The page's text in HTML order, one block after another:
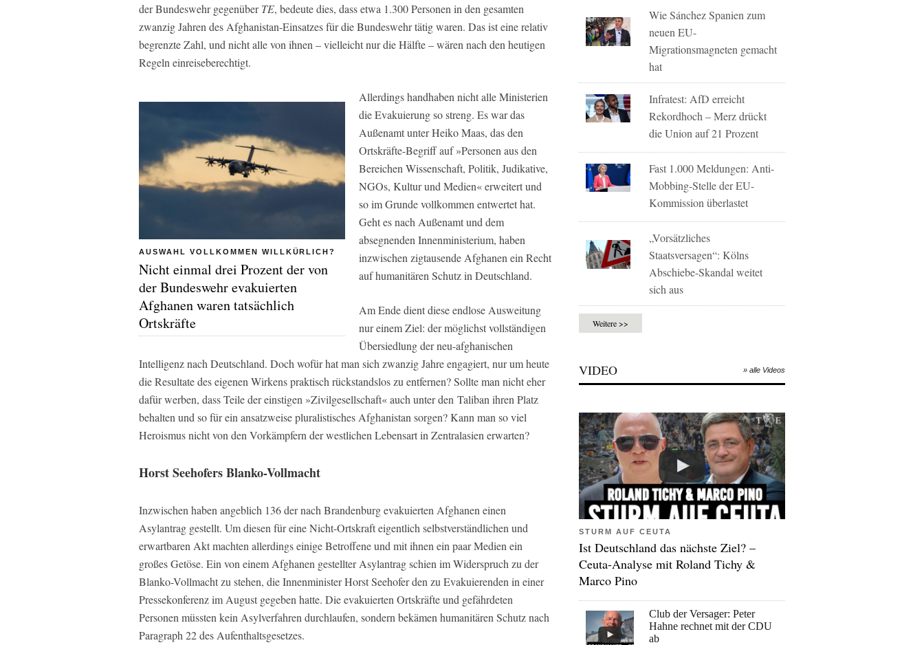
der Bundeswehr gegenüberTE, bedeute dies, dass etwa 1.300 Personen in den gesamten
zwanzig Jahren des Afghanistan-Einsatzes für die Bundeswehr tätig waren. Das ist eine relativ
begrenzte Zahl, und nicht alle von ihnen – vielleicht nur die Hälfte – wären nach den heutigen
Regeln einreiseberechtigt.
AUSWAHL VOLLKOMMEN WILLKÜRLICH?
Nicht einmal drei Prozent der von
der Bundeswehr evakuierten
Afghanen waren tatsächlich
Ortskräfte
Allerdings handhaben nicht alle Ministerien
die Evakuierung so streng. Es war das
Außenamt unter Heiko Maas, das den
Ortskräfte-Begriff auf »Personen aus den
Bereichen Wissenschaft, Politik, Judikative,
NGOs, Kultur und Medien« erweitert und
so im Grunde vollkommen entwertet hat.
Geht es nach Außenamt und dem
absegnenden Innenministerium, haben
inzwischen zigtausende Afghanen ein Recht
auf humanitären Schutz in Deutschland.
Am Ende dient diese endlose Ausweitung
nur einem Ziel: der möglichst vollständigen
Übersiedlung der neu-afghanischen
Intelligenz nach Deutschland. Doch wofür hat man sich zwanzig Jahre engagiert, nur um heute
die Resultate des eigenen Wirkens praktisch rückstandslos zu entfernen? Sollte man nicht eher
dafür werben, dass Teile der einstigen »Zivilgesellschaft« auch unter den Taliban ihren Platz
behalten und so für ein ansatzweise pluralistisches Afghanistan sorgen? Kann man so viel
Heroismus nicht von den Vorkämpfern der westlichen Lebensart in Zentralasien erwarten?
Horst Seehofers Blanko-Vollmacht
Inzwischen haben angeblich 136 der nach Brandenburg evakuierten Afghanen einen
Asylantrag gestellt. Um diesen für eine Nicht-Ortskraft eigentlich selbstverständlichen und
erwartbaren Akt machten allerdings einige Betroffene und mit ihnen ein paar Medien ein
großes Getöse. Ein von einem Afghanen gestellter Asylantrag schien im Widerspruch zu der
Blanko-Vollmacht zu stehen, die Innenminister Horst Seehofer den zu Evakuierenden in einer
Pressekonferenz im August gegeben hatte. Die evakuierten Ortskräfte und gefährdeten
Personen müssten kein Asylverfahren durchlaufen, sondern bekämen humanitären Schutz nach
Paragraph 22 des Aufenthaltsgesetzes.
Wie Sánchez Spanien zum
neuen EU-
Migrationsmagneten gemacht
hat
Infratest: AfD erreicht
Rekordhoch – Merz drückt
die Union auf 21 Prozent
Fast 1.000 Meldungen: Anti-
Mobbing-Stelle der EU-
Kommission überlastet
„Vorsätzliches
Staatsversagen“: Kölns
Abschiebe-Skandal weitet
sich aus
Weitere >>
VIDEO » alle Videos
STURM AUF CEUTA
Ist Deutschland das nächste Ziel? –
Ceuta-Analyse mit Roland Tichy &
Marco Pino
Club der Versager: Peter
Hahne rechnet mit der CDU
ab